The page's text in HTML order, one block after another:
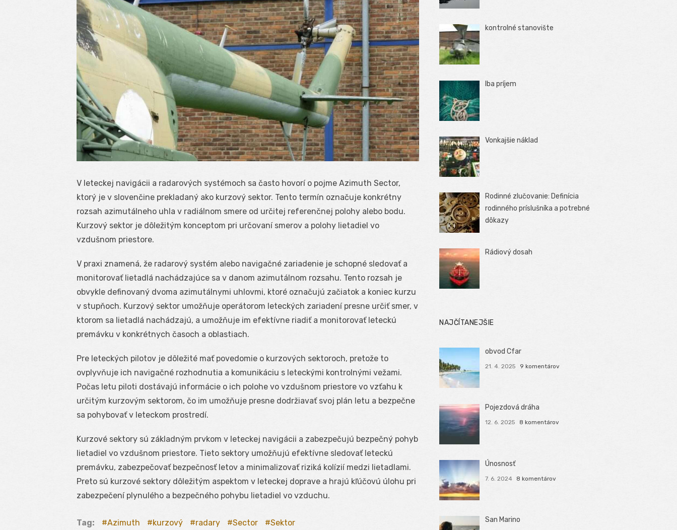
V leteckej navigácii a radarových systémoch sa často hovorí o pojme Azimuth Sector,
ktorý je v slovenčine prekladaný ako kurzový sektor. Tento termín označuje konkrétny
rozsah azimutálneho uhla v radiálnom smere od určitej referenčnej polohy alebo bodu.
Kurzový sektor je dôležitým konceptom pri určovaní smerov a polohy lietadiel vo
vzdušnom priestore.
V praxi znamená, že radarový systém alebo navigačné zariadenie je schopné sledovať a
monitorovať lietadlá nachádzajúce sa v danom azimutálnom rozsahu. Tento rozsah je
obvykle definovaný dvoma azimutálnymi uhlovmi, ktoré označujú začiatok a koniec kurzu
v stupňoch. Kurzový sektor umožňuje operátorom leteckých zariadení presne určiť smer, v
ktorom sa lietadlá nachádzajú, a umožňuje im efektívne riadiť a monitorovať leteckú
premávku v konkrétnych časoch a oblastiach.
Pre leteckých pilotov je dôležité mať povedomie o kurzových sektoroch, pretože to
ovplyvňuje ich navigačné rozhodnutia a komunikáciu s leteckými kontrolnými vežami.
Počas letu piloti dostávajú informácie o ich polohe vo vzdušnom priestore vo vzťahu k
určitým kurzovým sektorom, čo im umožňuje presne dodržiavať svoj plán letu a bezpečne
sa pohybovať v leteckom prostredí.
Kurzové sektory sú základným prvkom v leteckej navigácii a zabezpečujú bezpečný pohyb
lietadiel vo vzdušnom priestore. Tieto sektory umožňujú efektívne sledovať leteckú
premávku, zabezpečovať bezpečnosť letov a minimalizovať riziká kolízií medzi lietadlami.
Preto sú kurzové sektory dôležitým aspektom v leteckej doprave a hrajú kľúčovú úlohu pri
zabezpečení plynulého a bezpečného pohybu lietadiel vo vzduchu.
Tag: Azimuth kurzový radary Sector Sektor
kontrolné stanovište
Iba príjem
Vonkajšie náklad
Rodinné zlučovanie: Definícia
rodinného príslušníka a potrebné
dôkazy
Rádiový dosah
NAJČÍTANEJŠIE
obvod Cfar
21. 4. 2025 9 komentárov
Pojezdová dráha
12. 6. 2025 8 komentárov
Únosnosť
7. 6. 2024 8 komentárov
San Marino